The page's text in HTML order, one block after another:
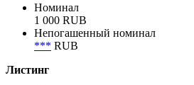
Номинал
1 000 RUB
Непогашенный номинал
*** RUB
Листинг